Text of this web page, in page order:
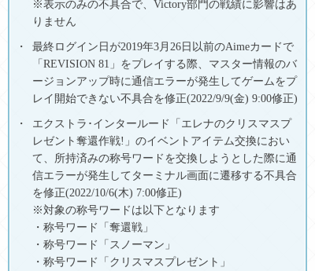
※表示のみの不具合で、Victory部門の戦績に影響はあ
りません
最終ログイン日が2019年3月26日以前のAimeカードで
「REVISION 81」をプレイする際、マスター情報のバ
ージョンアップ時に通信エラーが発生してゲームをプ
レイ開始できない不具合を修正(2022/9/9(金) 9:00修正)
エクストラ･インタールード「エレナのクリスマスプ
レゼント奪還作戦!」のイベントアイテム交換におい
て、所持済みの称号ワードを交換しようとした際に通
信エラーが発生してターミナル画面に遷移する不具合
を修正(2022/10/6(木) 7:00修正)
※対象の称号ワードは以下となります
・称号ワード「奪還戦」
・称号ワード「スノーマン」
・称号ワード「クリスマスプレゼント」